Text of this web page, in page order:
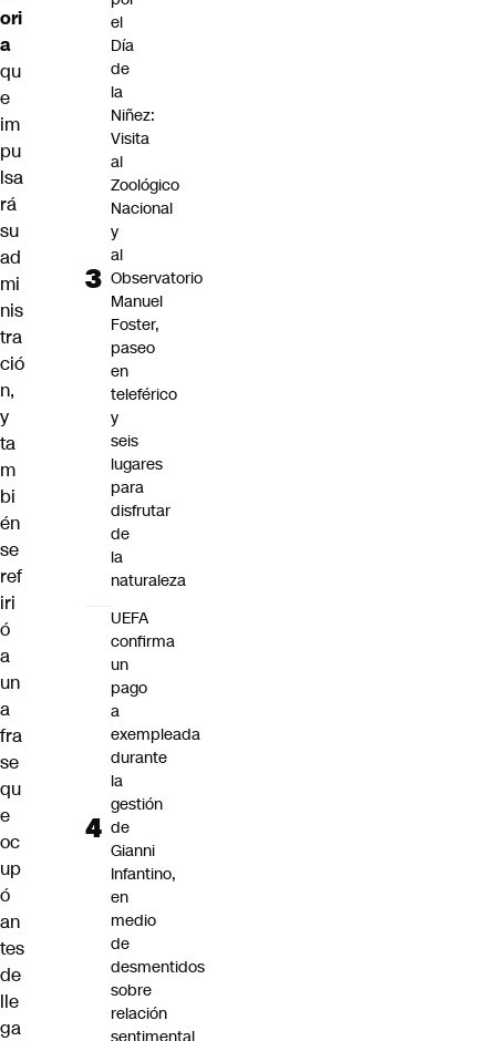
ori
a
qu
e
im
pu
lsa
rá
su
ad
mi
nis
tra
ció
n,
y
ta
m
bi
én
se
ref
iri
ó
a
un
a
fra
se
qu
e
oc
up
ó
an
tes
de
lle
ga
el
Día
de
la
Niñez:
Visita
al
Zoológico
Nacional
y
al
Observatorio
Manuel
Foster,
paseo
en
teleférico
y
seis
lugares
para
disfrutar
de
la
naturaleza
UEFA
confirma
un
pago
a
exempleada
durante
la
gestión
de
Gianni
Infantino,
en
medio
de
desmentidos
sobre
relación
sentimental